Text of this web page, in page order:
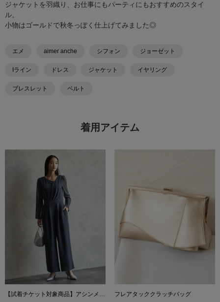
ジャケットを羽織り、お仕事にもパーティにもおすすめのスタイ
ル。
小物はゴールドで秋冬っぽく仕上げてみました◎
エメ aimer anche シフォン ジョーゼット
Iライン ドレス ジャケット イヤリング
ブレスレット ベルト
着用アイテム
【試着チケット対象商品】アシンメトリーネックラメスリーブパンツドレス フレアタッククラッチバッグ